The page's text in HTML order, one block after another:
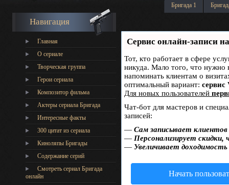
Бригада 1
Навигация
Главная
О сериале
Творческая группа
Герои сериала
Композитор фильма
Актеры сериала Бригада
Интересные факты
300 цитат из сериала
Киноляпы Бригады
Содержание серий
Смотреть сериал Бригада
онлайн
Сервис онлайн-записи
Тот, кто работает в сфере
никуда. Мало того, что нужно
напоминать клиентам о
оптимальный вариант: сервис
Для новых пользователей
Чат-бот для мастеров и
записей:
— Сам записывает
— Персонализирует скидки,
— Увеличивает
Начать